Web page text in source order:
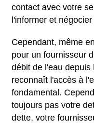
contact avec votre
l'informer et
Cependant, même
pour un fournisseur
débit de l'eau depuis
reconnaît l'accès à
fondamental.
toujours pas votre
dette, votre